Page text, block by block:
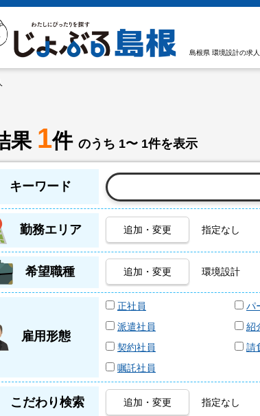
島根県 環境設計の求人
果 1件 のうち 1〜 1件を表示
キーワード
勤務エリア 追加・変更 指定なし
希望職種 追加・変更 環境設計
雇用形態
正社員
パ
派遣社員
紹
契約社員
請
嘱託社員
こだわり検索 追加・変更 指定なし